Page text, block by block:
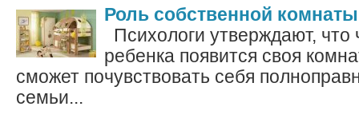
Роль собственной
Психологи утверждают,
ребенка появится своя
сможет почувствовать себя
семьи...